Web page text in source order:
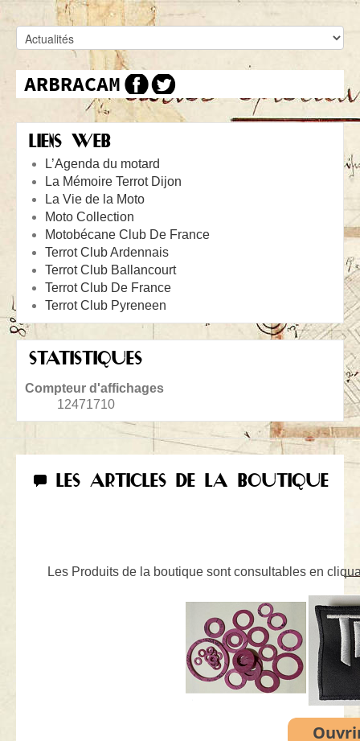
LIENS WEB
L’Agenda du motard
La Mémoire Terrot Dijon
La Vie de la Moto
Moto Collection
Motobécane Club De France
Terrot Club Ardennais
Terrot Club Ballancourt
Terrot Club De France
Terrot Club Pyreneen
STATISTIQUES
Compteur d'affichages
12471710
LES ARTICLES DE LA BOUTIQUE
Les Produits de la boutique sont consultables en